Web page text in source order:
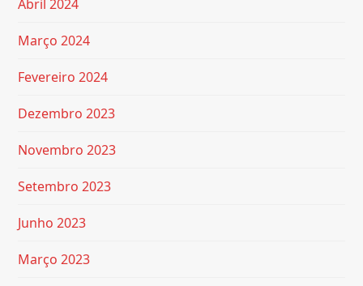
Abril 2024
Março 2024
Fevereiro 2024
Dezembro 2023
Novembro 2023
Setembro 2023
Junho 2023
Março 2023